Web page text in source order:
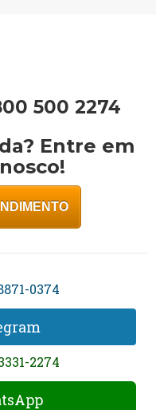
500 2274
Entre em
0374
2274